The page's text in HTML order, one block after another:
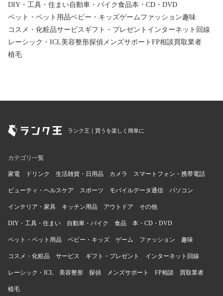
DIY・工具・住まい自動車・バイク食品本・CD・DVD
ペット・ペット用品ベビー・キッズゲーム ファッション趣味
コスメ・化粧品サービス ギフト・プレゼント インターネット回線
レーシック・ICL美容整形探偵 メンズサポート FP相談買取業者
植毛
ランク王｜買うを楽しく簡単に
カテゴリ一覧
家電 ドリンク 生活雑貨・日用品 カメラ スマートフォン・携帯電話
ビューティ・ヘルスケア スポーツ モバイルデータ通信 パソコン
インテリア・家具 キッチン用品 アウトドア その他
DIY・工具・住まい 自動車・バイク 食品 本・CD・DVD
ペット・ペット用品 ベビー・キッズ ゲーム ファッション 趣味
コスメ・化粧品 サービス ギフト・プレゼント インターネット回線
レーシック・ICL 美容整形 探偵 メンズサポート FP相談 買取業者
植毛